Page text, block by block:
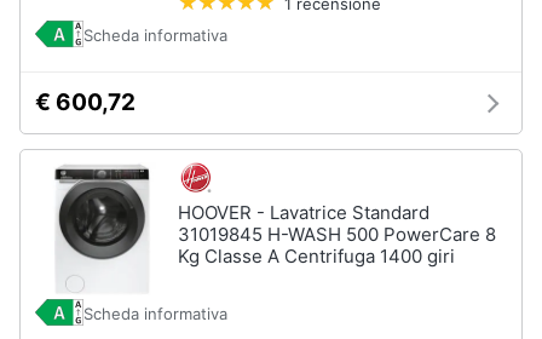
Scheda informativa
€ 600,72
HOOVER - Lavatrice Standard
31019845 H-WASH 500 PowerCare 8
Kg Classe A Centrifuga 1400 giri
Scheda informativa